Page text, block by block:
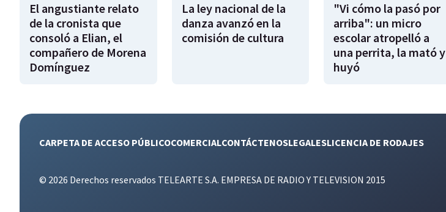
El angustiante relato
de la cronista que
consoló a Elian, el
compañero de Morena
Domínguez
La ley nacional de la
danza avanzó en la
comisión de cultura
"Vi cómo la pasó por
arriba": un micro
escolar atropelló a
una perrita, la mató y
huyó
CARPETA DE ACCESO PÚBLICOCOMERCIALCONTÁCTENOSLEGALESLICENCIA DE RODAJES
© 2026 Derechos reservados TELEARTE S.A. EMPRESA DE RADIO Y TELEVISION 2015